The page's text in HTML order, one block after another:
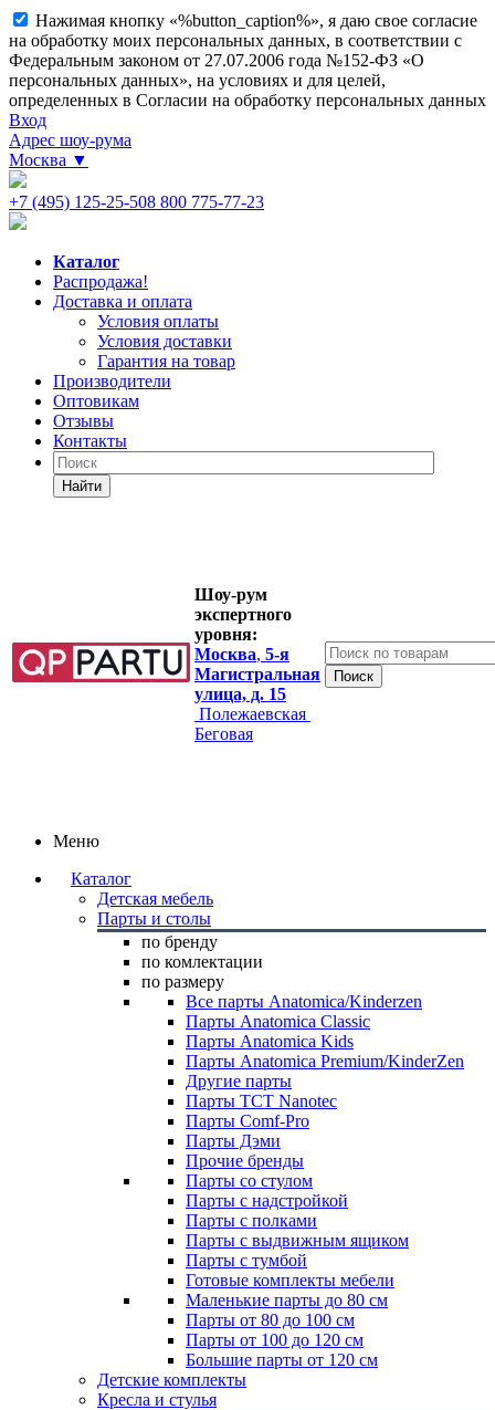
Нажимая кнопку «%button_caption%», я даю свое согласие
на обработку моих персональных данных, в соответствии с
Федеральным законом от 27.07.2006 года №152-ФЗ «О
персональных данных», на условиях и для целей,
определенных в Согласии на обработку персональных данных
Вход
Адрес шоу-рума
Москва ▼
+7 (495) 125-25-508 800 775-77-23
Каталог
Распродажа!
Доставка и оплата
Условия оплаты
Условия доставки
Гарантия на товар
Производители
Оптовикам
Отзывы
Контакты
Найти
Шоу-рум
экспертного
уровня:
Москва, 5-я
Магистральная
улица, д. 15
Полежаевская
Беговая
Меню
Каталог
Детская мебель
Парты и столы
по бренду
по комлектации
по размеру
Все парты Anatomica/Kinderzen
Парты Anatomica Classic
Парты Anatomica Kids
Парты Anatomica Premium/KinderZen
Другие парты
Парты TCT Nanotec
Парты Comf-Pro
Парты Дэми
Прочие бренды
Парты со стулом
Парты с надстройкой
Парты с полками
Парты с выдвижным ящиком
Парты с тумбой
Готовые комплекты мебели
Маленькие парты до 80 см
Парты от 80 до 100 см
Парты от 100 до 120 см
Большие парты от 120 см
Детские комплекты
Кресла и стулья